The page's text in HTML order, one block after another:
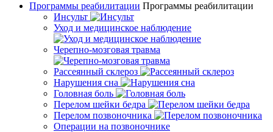
Программы реабилитации Программы реабилитации
Инсульт
Уход и медицинское наблюдение
Черепно-мозговая травма
Рассеянный склероз
Нарушения сна
Головная боль
Перелом шейки бедра
Перелом позвоночника
Операции на позвоночнике